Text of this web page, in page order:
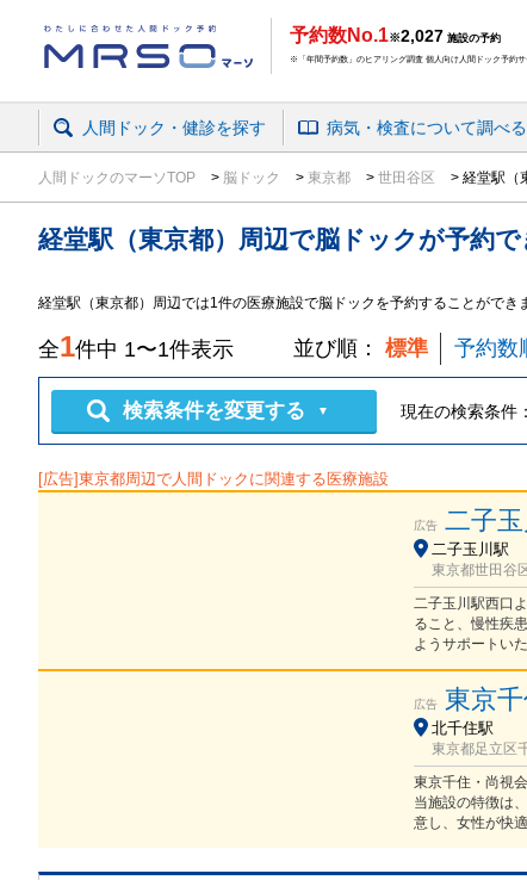
予約数No.1※2,027 施設の予約
※「年間予約数」のヒアリング調査 個人向け人間ドック予約
人間ドック・健診を探す 病気・検査について調べる
人間ドックのマーソTOP 脳ドック 東京都 世田谷区 経堂駅（
経堂駅（東京都）周辺で脳ドックが予約で
経堂駅（東京都）周辺では1件の医療施設で脳ドックを予約することがで
全1件中 1〜1件表示 並び順： 標準 予約数
検索条件を変更する ▼ 現在の検索条件：
[広告]東京都周辺で人間ドックに関連する医療施設
広告 二子
二子玉川駅
東京都世田谷
二子玉川駅西口
ること、慢性疾
ようサポートい
広告 東京
北千住駅
東京都足立区
東京千住・尚視
当施設の特徴は
意し、女性が快